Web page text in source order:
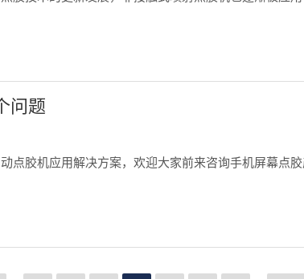
问题
点胶机应用解决方案，欢迎大家前来咨询手机屏幕点